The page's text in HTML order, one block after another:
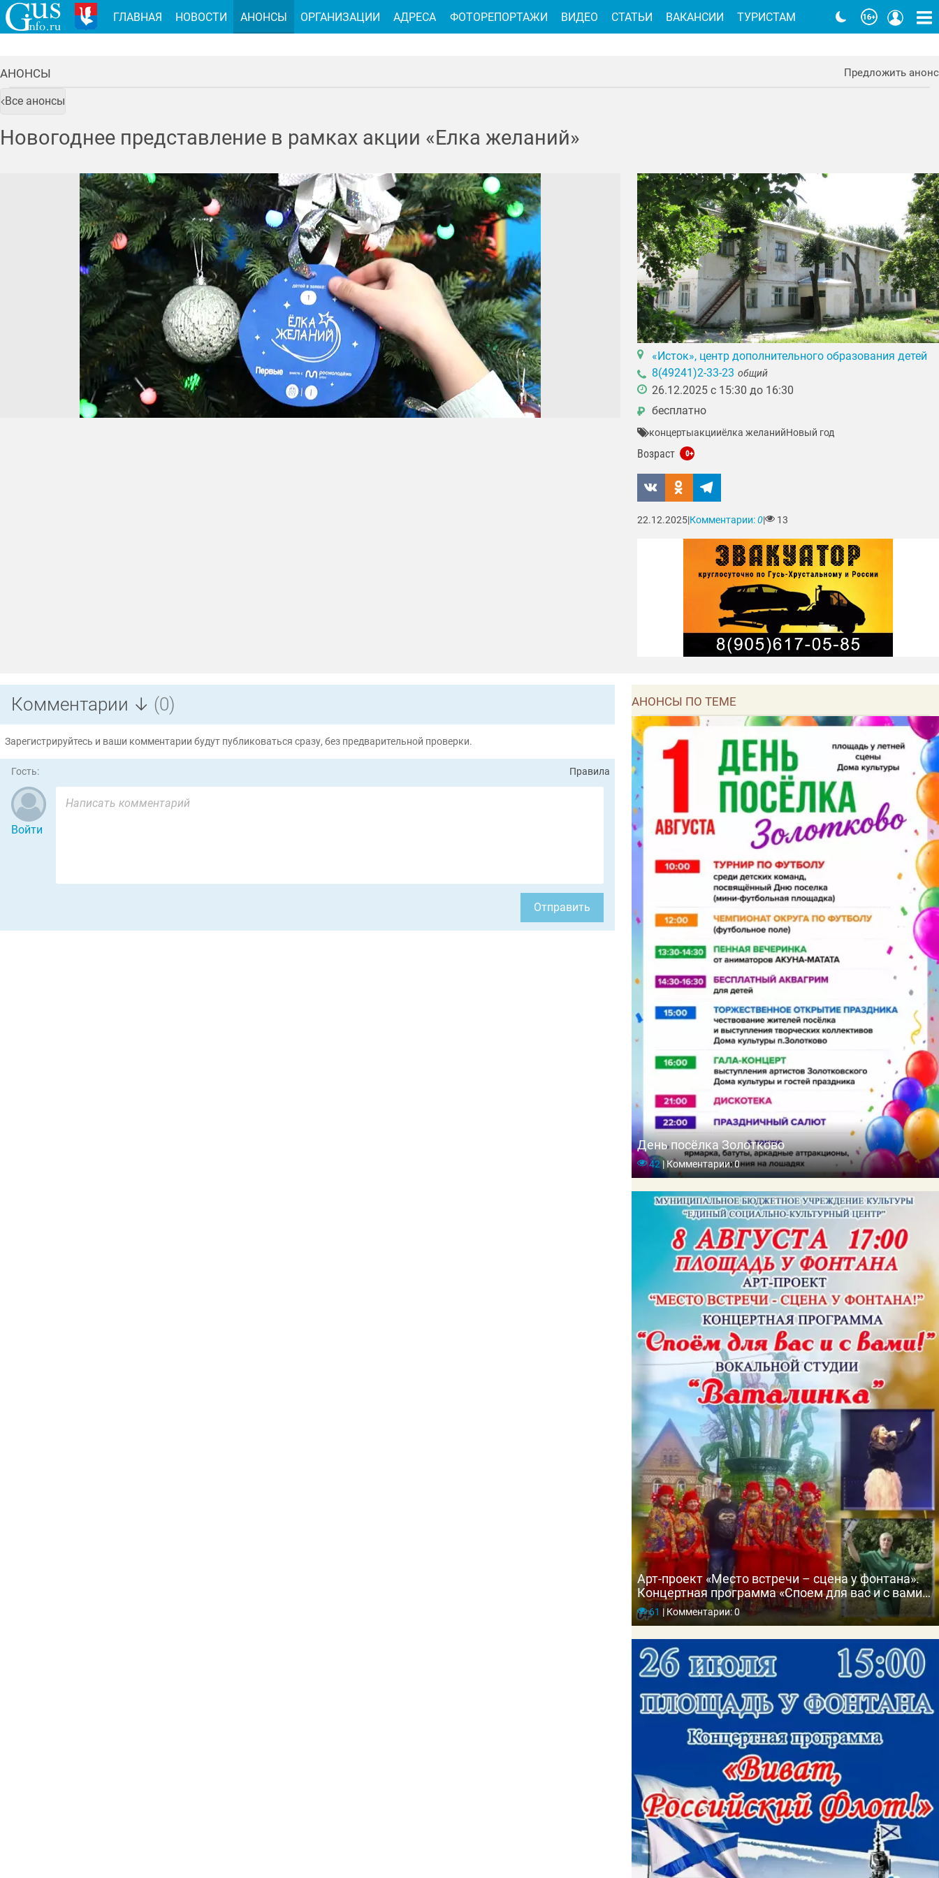
АНОНСЫ Предложить анонс
Все анонсы
Новогоднее представление в рамках акции «Елка желаний»
«Исток», центр дополнительного образования детей
8(49241)2-33-23 общий
26.12.2025 с 15:30 до 16:30
бесплатно
₽
концертыакцииёлка желанийНовый год
Возраст 0+
22.12.2025 Комментарии:0 13
Комментарии ↓ (0)
Зарегистрируйтесь и ваши комментарии будут публиковаться сразу, без предварительной проверки.
Гость: Правила
Войти
Отправить
АНОНСЫ ПО ТЕМЕ
День посёлка Золотково
42|Комментарии: 0
Арт-проект «Место встречи – сцена у фонтана».
Концертная программа «Споем для вас и с вами»
вокальной студии «Ваталинка»
61 |Комментарии: 0
ГЛАВНАЯ НОВОСТИ АНОНСЫ ОРГАНИЗАЦИИ АДРЕСА ФОТОРЕПОРТАЖИ ВИДЕО СТАТЬИ ВАКАНСИИ ТУРИСТАМ